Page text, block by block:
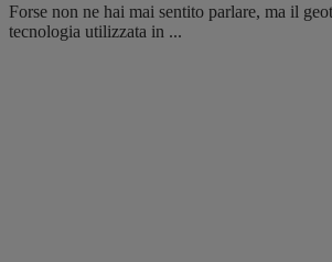
Forse non ne hai mai sentito parlare, ma il
tecnologia utilizzata in ...